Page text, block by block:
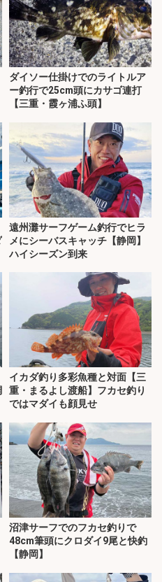
ダイソー仕掛けでのライトルア
ー釣行で25cm頭にカサゴ連打
【三重・霞ヶ浦ふ頭】
遠州灘サーフゲーム釣行でヒラ
メにシーバスキャッチ【静岡】
ハイシーズン到来
イカダ釣り多彩魚種と対面【三
重・まるよし渡船】フカセ釣り
ではマダイも顔見せ
沼津サーフでのフカセ釣りで
48cm筆頭にクロダイ9尾と快釣
【静岡】